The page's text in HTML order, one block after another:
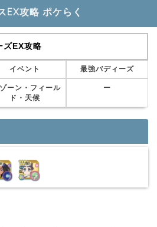
EX攻略 ポケらく
ズEX攻略
イベント 最強バディーズ
ーン・フィール
ド・天候
ー